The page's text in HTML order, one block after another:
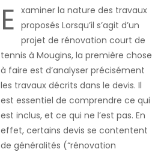
E xaminer la nature des travaux
proposés Lorsqu’il s’agit d’un
projet de rénovation court de
tennis à Mougins, la première chose
à faire est d’analyser précisément
les travaux décrits dans le devis. Il
est essentiel de comprendre ce qui
est inclus, et ce qui ne l’est pas. En
effet, certains devis se contentent
de généralités (“rénovation